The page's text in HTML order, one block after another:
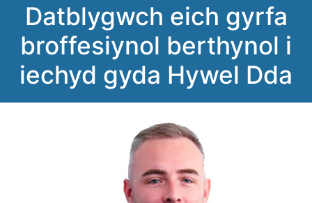
Datblygwch eich gyrfa
broffesiynol berthynol i
iechyd gyda Hywel Dda